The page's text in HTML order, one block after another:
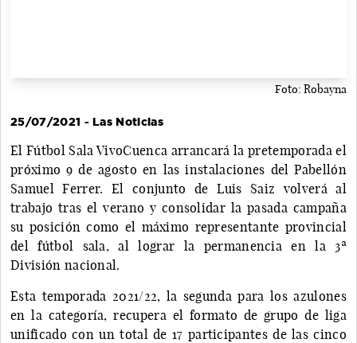
Foto: Robayna
25/07/2021 - Las Noticias
El Fútbol Sala VivoCuenca arrancará la pretemporada el
próximo 9 de agosto en las instalaciones del Pabellón
Samuel Ferrer. El conjunto de Luis Saiz volverá al
trabajo tras el verano y consolidar la pasada campaña
su posición como el máximo representante provincial
del fútbol sala, al lograr la permanencia en la 3ª
División nacional.
Esta temporada 2021/22, la segunda para los azulones
en la categoría, recupera el formato de grupo de liga
unificado con un total de 17 participantes de las cinco